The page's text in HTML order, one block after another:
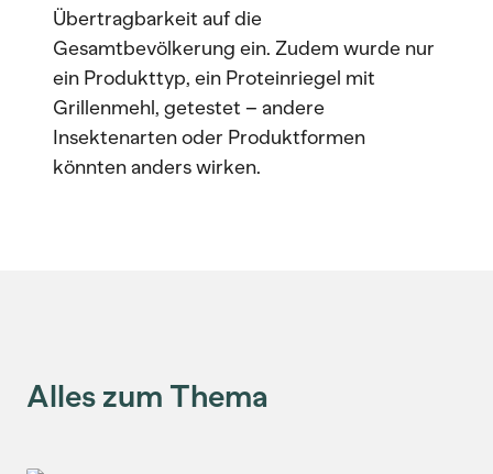
Übertragbarkeit auf die
Gesamtbevölkerung ein. Zudem wurde nur
ein Produkttyp, ein Proteinriegel mit
Grillenmehl, getestet – andere
Insektenarten oder Produktformen
könnten anders wirken.
Alles zum Thema